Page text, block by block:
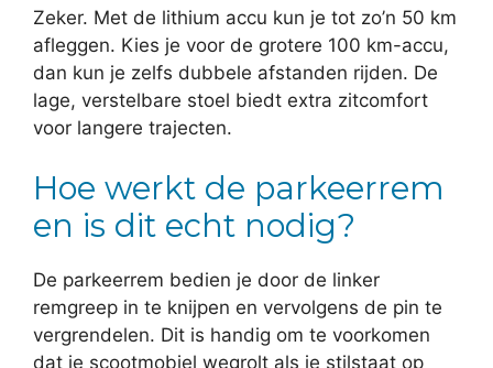
Zeker. Met de lithium accu kun je tot zo’n 50 km
afleggen. Kies je voor de grotere 100 km-accu,
dan kun je zelfs dubbele afstanden rijden. De
lage, verstelbare stoel biedt extra zitcomfort
voor langere trajecten.
Hoe werkt de parkeerrem
en is dit echt nodig?
De parkeerrem bedien je door de linker
remgreep in te knijpen en vervolgens de pin te
vergrendelen. Dit is handig om te voorkomen
dat je scootmobiel wegrolt als je stilstaat op